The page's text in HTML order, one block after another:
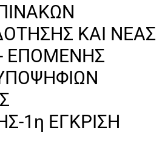
ΚΑΙ ΝΕΑΣ
ΕΠΟΜΕΝΗΣ
1η ΕΓΚΡΙΣΗ